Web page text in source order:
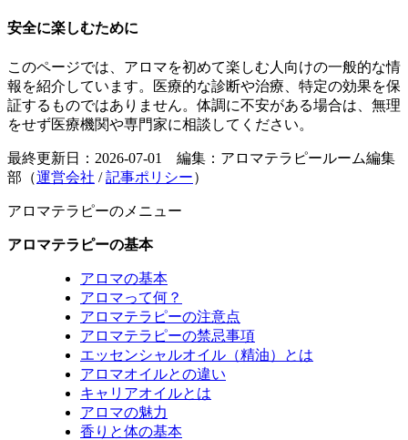
安全に楽しむために
このページでは、アロマを初めて楽しむ人向けの一般的な情
報を紹介しています。医療的な診断や治療、特定の効果を保
証するものではありません。体調に不安がある場合は、無理
をせず医療機関や専門家に相談してください。
最終更新日：2026-07-01 編集：アロマテラピールーム編集
部（運営会社 /記事ポリシー）
アロマテラピーのメニュー
アロマテラピーの基本
アロマの基本
アロマって何？
アロマテラピーの注意点
アロマテラピーの禁忌事項
エッセンシャルオイル（精油）とは
アロマオイルとの違い
キャリアオイルとは
アロマの魅力
香りと体の基本